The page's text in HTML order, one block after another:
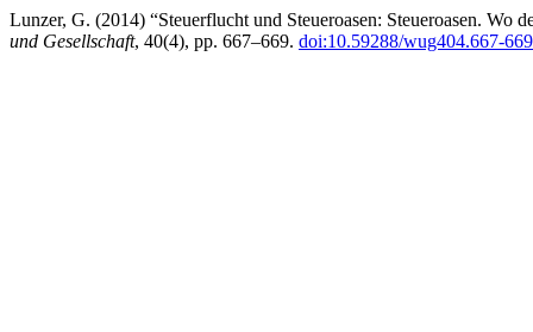
Lunzer, G. (2014) “Steuerflucht und Steueroasen: Steueroasen.
und Gesellschaft, 40(4), pp. 667–669. doi:10.59288/wug404.667-669